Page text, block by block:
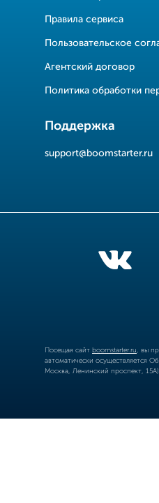
Правила сервиса
Пользовательское
Агентский договор
Политика обработки
Поддержка
support@boomstarter.ru
Посещая сайт boomstarter.ru , вы
автоматически осуществляется
Москва, Ленинский проспект, 15А)